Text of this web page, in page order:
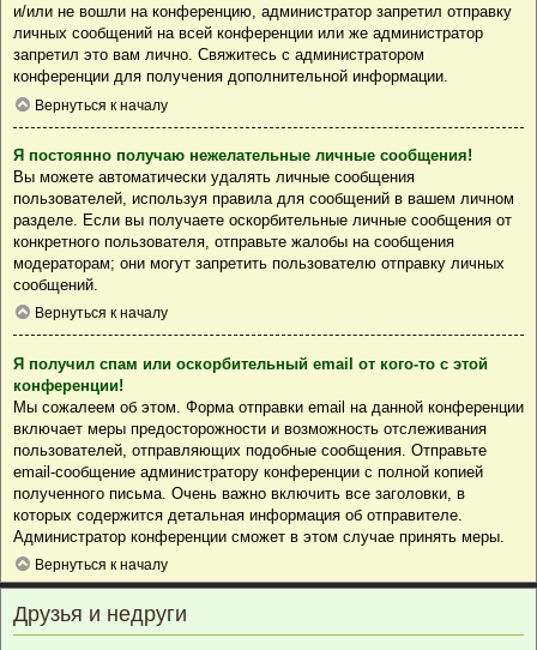
и/или не вошли на конференцию, администратор запретил отправку
личных сообщений на всей конференции или же администратор
запретил это вам лично. Свяжитесь с администратором
конференции для получения дополнительной информации.
Вернуться к началу
Я постоянно получаю нежелательные личные сообщения!
Вы можете автоматически удалять личные сообщения
пользователей, используя правила для сообщений в вашем личном
разделе. Если вы получаете оскорбительные личные сообщения от
конкретного пользователя, отправьте жалобы на сообщения
модераторам; они могут запретить пользователю отправку личных
сообщений.
Вернуться к началу
Я получил спам или оскорбительный email от кого-то с этой
конференции!
Мы сожалеем об этом. Форма отправки email на данной конференции
включает меры предосторожности и возможность отслеживания
пользователей, отправляющих подобные сообщения. Отправьте
email-сообщение администратору конференции с полной копией
полученного письма. Очень важно включить все заголовки, в
которых содержится детальная информация об отправителе.
Администратор конференции сможет в этом случае принять меры.
Вернуться к началу
Друзья и недруги